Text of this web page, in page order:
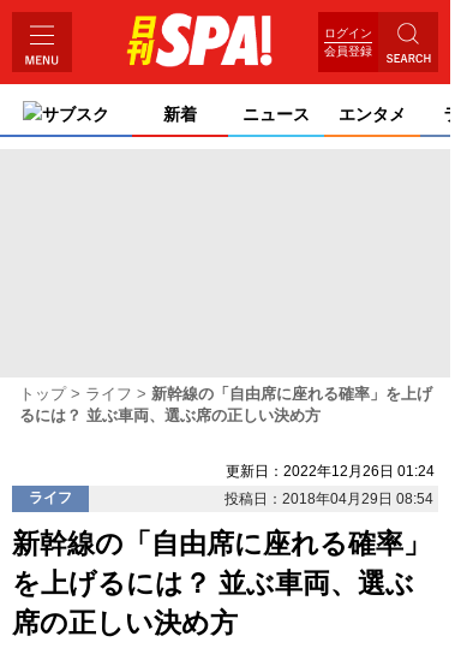
ログイン
会員登録
サブスク 新着 ニュース エンタメ
トップ ライフ
新幹線の「自由席に座れる確率」を上げ
るには？ 並ぶ車両、選ぶ席の正しい決め方
更新日：2022年12月26日 01:24
ライフ
投稿日：2018年04月29日 08:54
新幹線の「自由席に座れる確率」
を上げるには？ 並ぶ車両、選ぶ
席の正しい決め方